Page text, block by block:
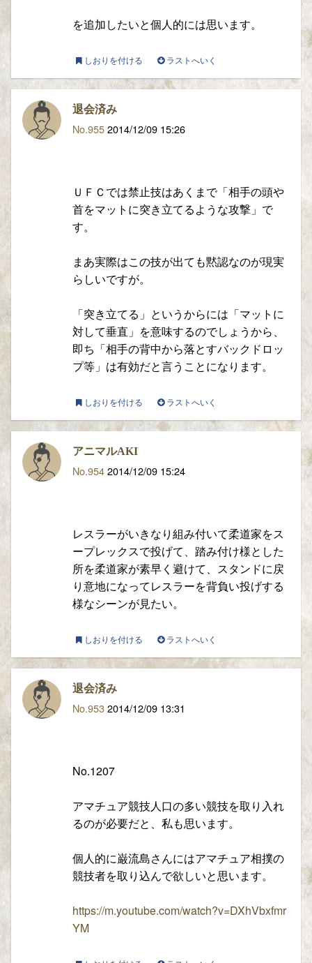
を追加したいと個人的には思います。
しおりを付ける ラストへいく
退会済み
No.9552014/12/09 15:26
ＵＦＣでは禁止技はあくまで「相手の頭や
首をマットに突き立てるような攻撃」で
す。
まあ実際はこの技が出ても黙認なのが現実
らしいですが。
「突き立てる」というからには「マットに
対して垂直」を意味するのでしょうから、
即ち「相手の背中から落とすバックドロッ
プ等」は有効だと言うことになります。
しおりを付ける ラストへいく
アニマルAKI
No.9542014/12/09 15:24
レスラーがいきなり組み付いて柔道家をス
ープレックスで投げて、踏み付け様とした
所を柔道家が素早く避けて、スタンドに戻
り意地になってレスラーを背負い投げする
様なシーンが見たい。
しおりを付ける ラストへいく
退会済み
No.9532014/12/09 13:31
No.1207
アマチュア競技人口の多い競技を取り入れ
るのが必要だと、私も思います。
個人的に巌流島さんにはアマチュア相撲の
競技者を取り込んで欲しいと思います。
https://m.youtube.com/watch?v=DXhVbxfmr
YM